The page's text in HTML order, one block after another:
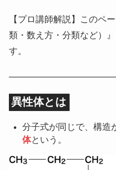
【プロ講師解説】このペ
類・数え方・分類など）
す。
異性体とは
分子式が同じで、構造
体という。